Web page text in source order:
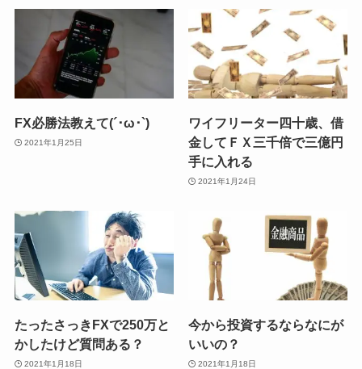
FX必勝法教えて(´･ω･`)
2021年1月25日
ワイフリーター四十歳、借
金してＦＸ三千倍で三億円
手に入れる
2021年1月24日
たったさっきFXで250万と
かしたけど質問ある？
2021年1月18日
今から投資するならなにが
いいの？
2021年1月18日